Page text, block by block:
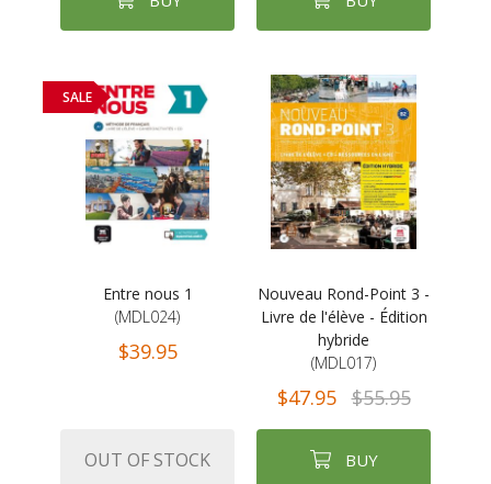
SALE
Entre nous 1
(MDL024)
$39.95
OUT OF STOCK
Nouveau Rond-Point 3 -
Livre de l'élève - Édition
hybride
(MDL017)
$47.95 $55.95
BUY